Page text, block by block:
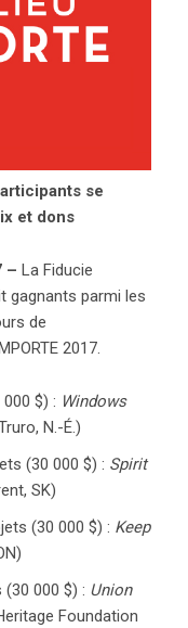
se
et dons
– La Fiducie
gagnants parmi les
de
2017.
$) : Windows
N.-É.)
(30 000 $) : Spirit
SK)
(30 000 $) : Keep
000 $) : Union
Foundation